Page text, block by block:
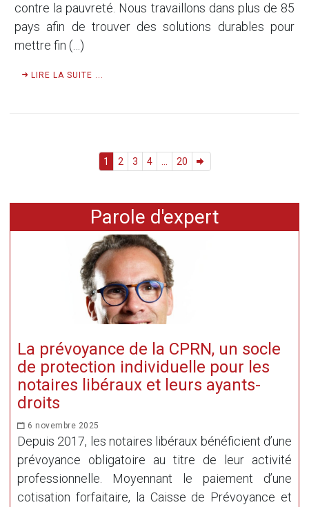
contre la pauvreté. Nous travaillons dans plus de 85
pays afin de trouver des solutions durables pour
mettre fin (…)
LIRE LA SUITE ...
1 2 3 4 20
Parole d'expert
La prévoyance de la CPRN, un socle
de protection individuelle pour les
notaires libéraux et leurs ayants-
droits
6 novembre 2025
Depuis 2017, les notaires libéraux bénéficient d’une
prévoyance obligatoire au titre de leur activité
professionnelle. Moyennant le paiement d’une
cotisation forfaitaire, la Caisse de Prévoyance et